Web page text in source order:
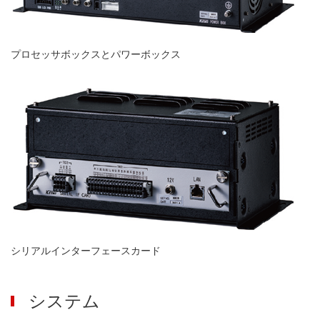
プロセッサボックスとパワーボックス
シリアルインターフェースカード
システム